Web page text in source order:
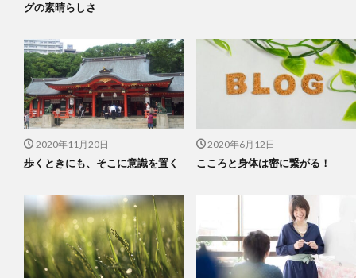
グの素晴らしさ
2020年11月20日
歩くときにも、そこに意識を置く
2020年6月12日
こころと身体は密に繋がる！